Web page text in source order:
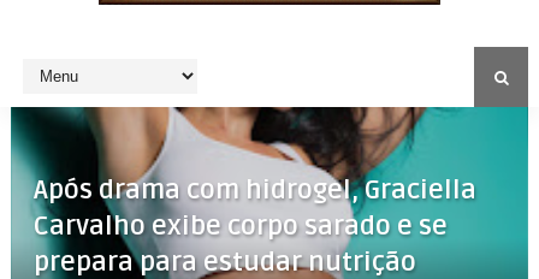
Após drama com hidrogel, Graciella
Carvalho exibe corpo sarado e se
prepara para estudar nutrição‏